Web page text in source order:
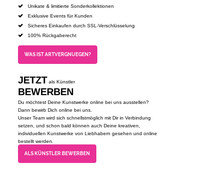
Unikate & limitierte Sonderkollektionen
Exklusive Events für Kunden
Sicheres Einkaufen durch SSL-Verschlüsselung
100% Rückgaberecht
WAS IST ARTVERGNUEGEN?
JETZT als Künstler
BEWERBEN
Du möchtest Deine Kunstwerke online bei uns ausstellen?
Dann bewirb Dich online bei uns.
Unser Team wird sich schnellstmöglich mit Dir in Verbindung
setzen, und schon bald können auch Deine kreativen,
individuellen Kunstwerke von Liebhabern gesehen und online
bestellt werden.
ALS KÜNSTLER BEWERBEN